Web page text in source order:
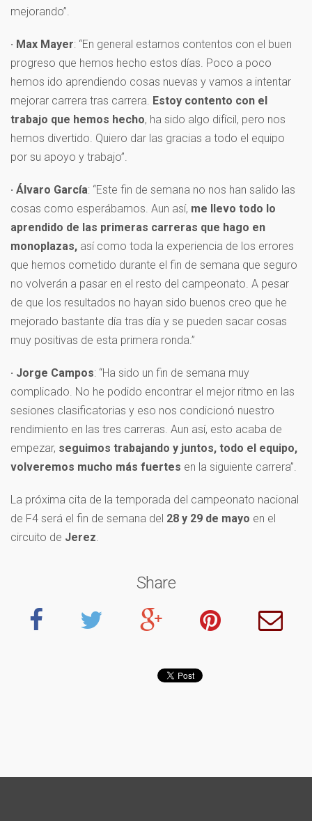
mejorando”.
· Max Mayer: “En general estamos contentos con el buen
progreso que hemos hecho estos días. Poco a poco
hemos ido aprendiendo cosas nuevas y vamos a intentar
mejorar carrera tras carrera. Estoy contento con el
trabajo que hemos hecho, ha sido algo difícil, pero nos
hemos divertido. Quiero dar las gracias a todo el equipo
por su apoyo y trabajo”.
· Álvaro García: “Este fin de semana no nos han salido las
cosas como esperábamos. Aun así, me llevo todo lo
aprendido de las primeras carreras que hago en
monoplazas, así como toda la experiencia de los errores
que hemos cometido durante el fin de semana que seguro
no volverán a pasar en el resto del campeonato. A pesar
de que los resultados no hayan sido buenos creo que he
mejorado bastante día tras día y se pueden sacar cosas
muy positivas de esta primera ronda.”
· Jorge Campos: “Ha sido un fin de semana muy
complicado. No he podido encontrar el mejor ritmo en las
sesiones clasificatorias y eso nos condicionó nuestro
rendimiento en las tres carreras. Aun así, esto acaba de
empezar, seguimos trabajando y juntos, todo el equipo,
volveremos mucho más fuertes en la siguiente carrera”.
La próxima cita de la temporada del campeonato nacional
de F4 será el fin de semana del 28 y 29 de mayo en el
circuito de Jerez.
Share